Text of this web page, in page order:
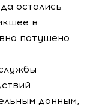
остались
в
потушено.
данным,